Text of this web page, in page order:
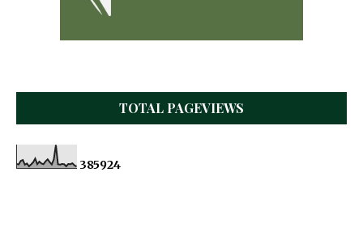
TOTAL PAGEVIEWS
385924